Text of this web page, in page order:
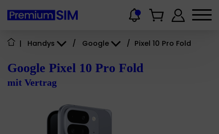
| Handys / Google / Pixel 10 Pro Fold
Google Pixel 10 Pro Fold
mit Vertrag